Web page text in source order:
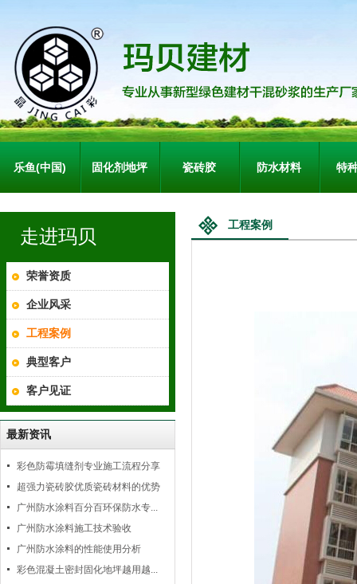
乐鱼(中国) 固化剂地坪 瓷砖胶 防水材料 特
走进玛贝
荣誉资质
企业风采
工程案例
典型客户
客户见证
最新资讯
彩色防霉填缝剂专业施工流程分享
超强力瓷砖胶优质瓷砖材料的优势
广州防水涂料百分百环保防水专...
广州防水涂料施工技术验收
广州防水涂料的性能使用分析
彩色混凝土密封固化地坪越用越...
工程案例